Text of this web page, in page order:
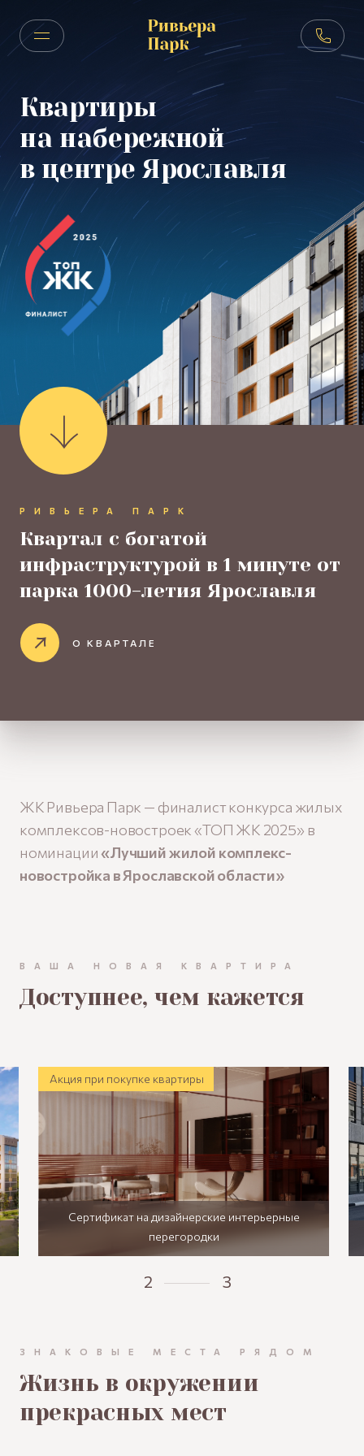
Квартиры
на набережной
в центре Ярославля
ЖК Ривьера Парк — финалист конкурса жилых
комплексов-новостроек «ТОП ЖК 2025» в
номинации«Лучший жилой комплекс-
новостройка в Ярославской области»
РИВЬЕРА ПАРК
Квартал с богатой
инфраструктурой в 1 минуте от
парка 1000-летия Ярославля
О КВАРТАЛЕ
ВАША НОВАЯ КВАРТИРА
Доступнее, чем кажется
Акция при покупке квартиры
Сертификат на дизайнерские интерьерные
перегородки
2 3
ЗНАКОВЫЕ МЕСТА РЯДОМ
Жизнь в окружении
прекрасных мест